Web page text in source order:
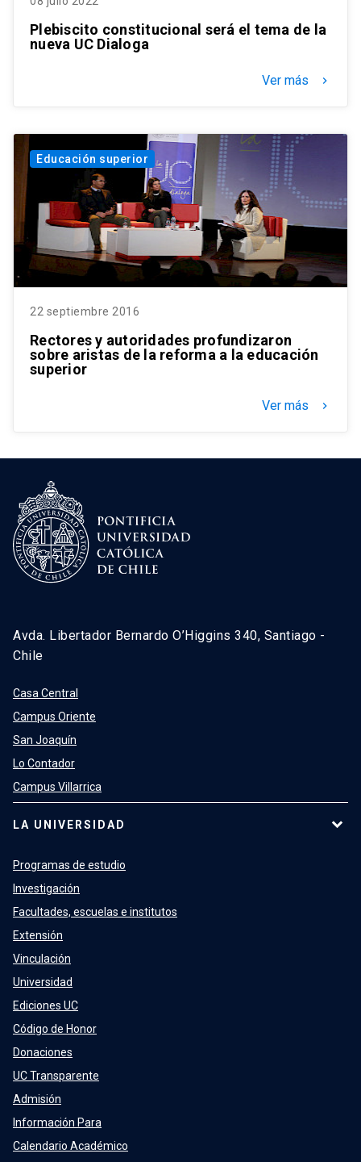
Plebiscito constitucional será el tema de la
nueva UC Dialoga
Ver más keyboard_arrow_right
Educación superior
22 septiembre 2016
Rectores y autoridades profundizaron
sobre aristas de la reforma a la educación
superior
Ver más keyboard_arrow_right
Avda. Libertador Bernardo O’Higgins 340, Santiago -
Chile
Casa Central
Campus Oriente
San Joaquín
Lo Contador
Campus Villarrica
LA UNIVERSIDAD
Programas de estudio
Investigación
Facultades, escuelas e institutos
Extensión
Vinculación
Universidad
Ediciones UC
Código de Honor
Donaciones
UC Transparente
Admisión
Información Para
Calendario Académico